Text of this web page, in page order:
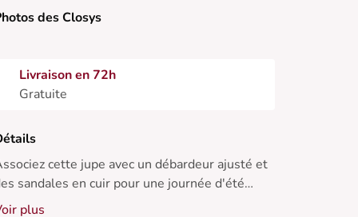
des Closys
Livraison en 72h
Gratuite
cette jupe avec un débardeur ajusté et
sandales en cuir pour une journée d'été
plus